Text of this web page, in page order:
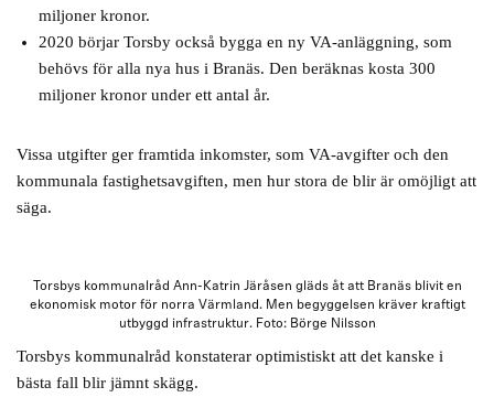
miljoner kronor.
2020 börjar Torsby också bygga en ny VA-anläggning, som
behövs för alla nya hus i Branäs. Den beräknas kosta 300
miljoner kronor under ett antal år.
Vissa utgifter ger framtida inkomster, som VA-avgifter och den
kommunala fastighetsavgiften, men hur stora de blir är omöjligt att
säga.
Torsbys kommunalråd Ann-Katrin Järåsen gläds åt att Branäs blivit en
ekonomisk motor för norra Värmland. Men begyggelsen kräver kraftigt
utbyggd infrastruktur. Foto: Börge Nilsson
Torsbys kommunalråd konstaterar optimistiskt att det kanske i
bästa fall blir jämnt skägg.